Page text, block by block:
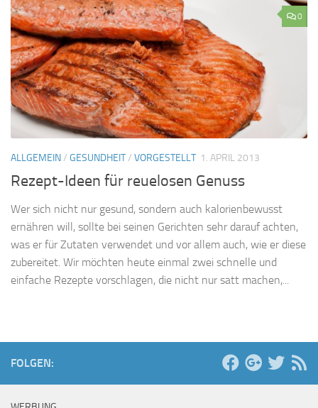
0
ALLGEMEIN/ GESUNDHEIT/ VORGESTELLT 1. APRIL 2013
Rezept-Ideen für reuelosen Genuss
Wer sich nicht nur gesund, sondern auch kalorienbewusst
ernähren will, sollte bei seinen Gerichten sehr darauf achten,
was er für Zutaten verwendet und vor allem auch, wie er diese
zubereitet. Wir möchten heute einmal zwei schnelle und
einfache Rezepte vorschlagen, die nicht nur satt machen,...
FOLGEN: